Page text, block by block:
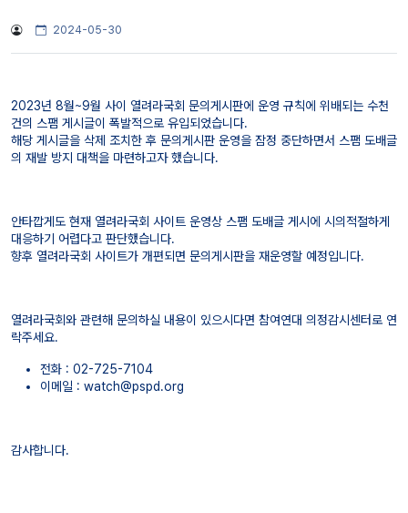
2024-05-30
2023년 8월~9월 사이 열려라국회 문의게시판에 운영 규칙에 위배되는 수천
건의 스팸 게시글이 폭발적으로 유입되었습니다.
해당 게시글을 삭제 조치한 후 문의게시판 운영을 잠정 중단하면서 스팸 도배글
의 재발 방지 대책을 마련하고자 했습니다.
안타깝게도 현재 열려라국회 사이트 운영상 스팸 도배글 게시에 시의적절하게
대응하기 어렵다고 판단했습니다.
향후 열려라국회 사이트가 개편되면 문의게시판을 재운영할 예정입니다.
열려라국회와 관련해 문의하실 내용이 있으시다면 참여연대 의정감시센터로 연
락주세요.
전화 : 02-725-7104
이메일 : watch@pspd.org
감사합니다.